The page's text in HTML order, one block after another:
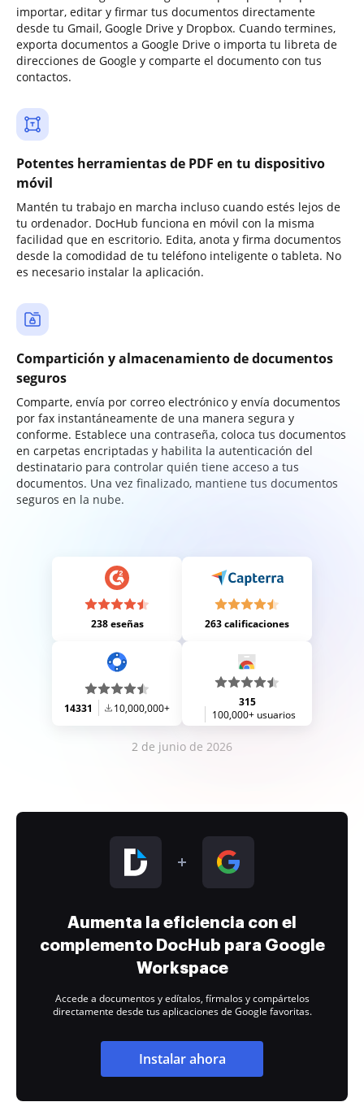
importar, editar y firmar tus documentos directamente
desde tu Gmail, Google Drive y Dropbox. Cuando termines,
exporta documentos a Google Drive o importa tu libreta de
direcciones de Google y comparte el documento con tus
contactos.
Potentes herramientas de PDF en tu dispositivo
móvil
Mantén tu trabajo en marcha incluso cuando estés lejos de
tu ordenador. DocHub funciona en móvil con la misma
facilidad que en escritorio. Edita, anota y firma documentos
desde la comodidad de tu teléfono inteligente o tableta. No
es necesario instalar la aplicación.
Compartición y almacenamiento de documentos
seguros
Comparte, envía por correo electrónico y envía documentos
por fax instantáneamente de una manera segura y
conforme. Establece una contraseña, coloca tus documentos
en carpetas encriptadas y habilita la autenticación del
destinatario para controlar quién tiene acceso a tus
documentos. Una vez finalizado, mantiene tus documentos
seguros en la nube.
238 eseñas 263 calificaciones
14331 10,000,000+
315
100,000+ usuarios
2 de junio de 2026
Aumenta la eficiencia con el
complemento DocHub para Google
Workspace
Accede a documentos y edítalos, fírmalos y compártelos
directamente desde tus aplicaciones de Google favoritas.
Instalar ahora